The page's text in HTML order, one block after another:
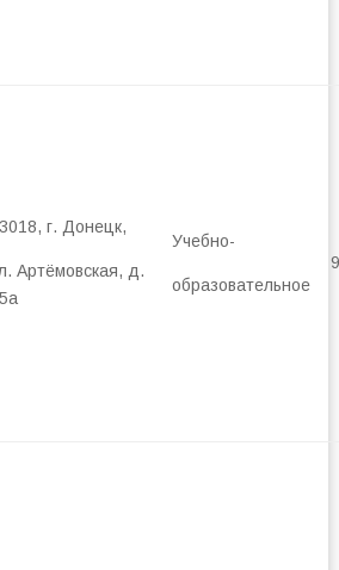
г. Донецк,
Артёмовская, д.
Учебно-
образовательное